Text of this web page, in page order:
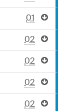
01
02
02
02
02